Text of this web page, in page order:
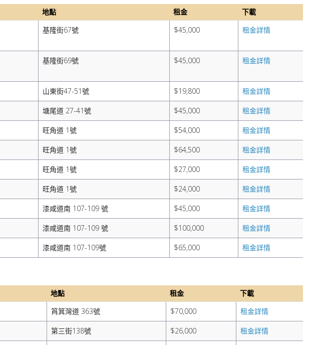
地點 租金
下載
基隆街67號 $45,000 租金詳情
基隆街69號 $45,000 租金詳情
山東街47-51號 $19,800 租金詳情
塘尾道 27-41號 $45,000 租金詳情
旺角道 1號 $54,000 租金詳情
旺角道 1號 $64,500 租金詳情
旺角道 1號 $27,000 租金詳情
旺角道 1號 $24,000 租金詳情
漆咸道南 107-109 號 $45,000 租金詳情
漆咸道南 107-109 號 $100,000 租金詳情
漆咸道南 107-109號 $65,000 租金詳情
地點 租金
下載
筲箕灣道 363號 $70,000 租金詳情
第三街138號 $26,000 租金詳情